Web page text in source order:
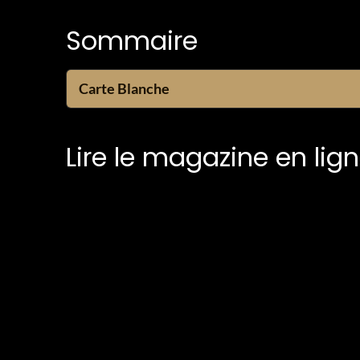
Sommaire
Carte Blanche
Lire le magazine en